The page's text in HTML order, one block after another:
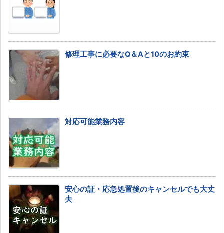
修理工事に必要なQ＆Aと10のお約束
対応可能業務内容
安心の証・応急処置後のキャンセルでも大丈
夫